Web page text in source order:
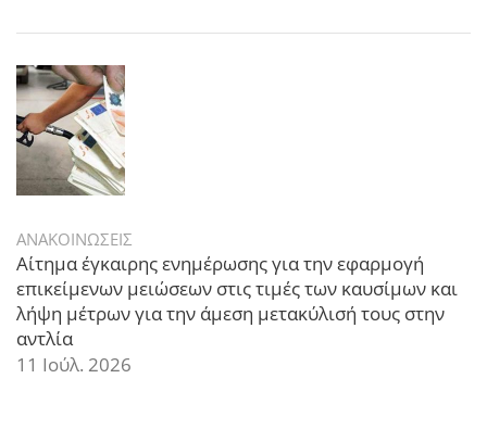
ΑΝΑΚΟΙΝΩΣΕΙΣ
Αίτημα έγκαιρης ενημέρωσης για την εφαρμογή
επικείμενων μειώσεων στις τιμές των καυσίμων και
λήψη μέτρων για την άμεση μετακύλισή τους στην
αντλία
11 Ιούλ. 2026